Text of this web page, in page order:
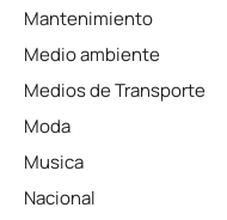
Mantenimiento
Medio ambiente
Medios de Transporte
Moda
Musica
Nacional